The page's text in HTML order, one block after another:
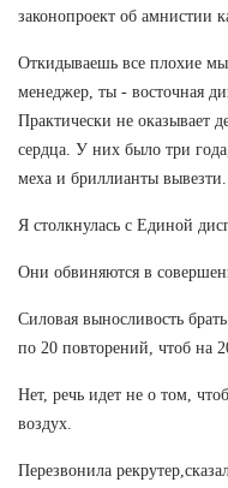
законопроект об амнистии
Откидываешь все плохие
менеджер, ты - восточная
Практически не оказывает
сердца. У них было три
меха и бриллианты вывезти.
Я столкнулась с Единой
Они обвиняются в
Силовая выносливость
по 20 повторений, чтоб на
Нет, речь идет не о том,
воздух.
Перезвонила